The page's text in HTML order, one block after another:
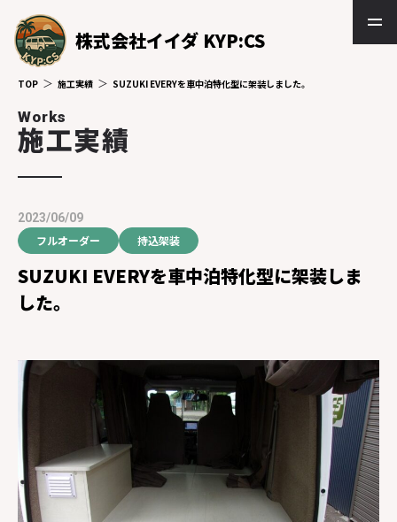
株式会社イイダ KYP:CS
TOP 施工実績 SUZUKI EVERYを車中泊特化型に架装しました。
Works
施工実績
2023/06/09
フルオーダー 持込架装
SUZUKI EVERYを車中泊特化型に架装しま
した。